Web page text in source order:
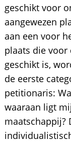
geschikt voor
aangewezen
aan een voor
plaats die voor
geschikt is,
de eerste
petitionaris:
waaraan ligt
maatschappij?